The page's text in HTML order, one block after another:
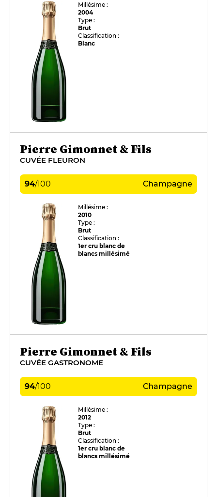
Millésime :
2004
Type :
Brut
Classification :
Blanc
Pierre Gimonnet & Fils
CUVÉE FLEURON
94/100 Champagne
Millésime :
2010
Type :
Brut
Classification :
1er cru blanc de
blancs millésimé
Pierre Gimonnet & Fils
CUVÉE GASTRONOME
94/100 Champagne
Millésime :
2012
Type :
Brut
Classification :
1er cru blanc de
blancs millésimé